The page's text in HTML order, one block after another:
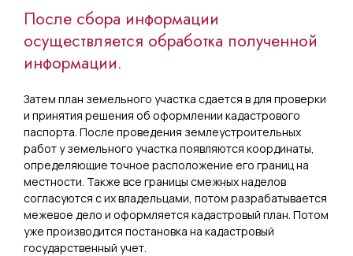
После сбора информации
осуществляется обработка полученной
информации.
Затем план земельного участка сдается в для проверки
и принятия решения об оформлении кадастрового
паспорта. После проведения землеустроительных
работ у земельного участка появляются координаты,
определяющие точное расположение его границ на
местности. Также все границы смежных наделов
согласуются с их владельцами, потом разрабатывается
межевое дело и оформляется кадастровый план. Потом
уже производится постановка на кадастровый
государственный учет.